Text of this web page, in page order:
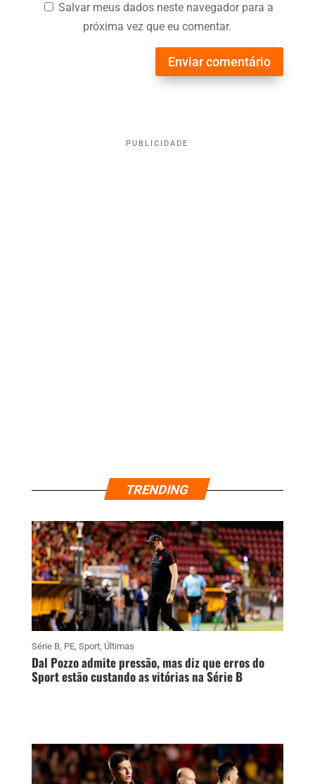
Salvar meus dados neste navegador para a
próxima vez que eu comentar.
Enviar comentário
PUBLICIDADE
TRENDING
Série B, PE, Sport, Últimas
Dal Pozzo admite pressão, mas diz que erros do
Sport estão custando as vitórias na Série B